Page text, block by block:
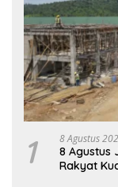
1 8 Agustus
8 Agustus
Rakyat